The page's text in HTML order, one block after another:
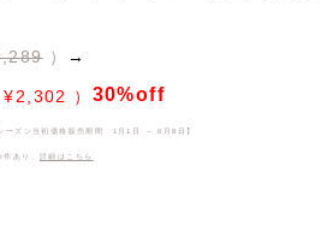
→
¥2,302 30%off
シーズン当初価格販売期間 1月1日 ～ 6月8日 】
件あり、 詳細はこちら